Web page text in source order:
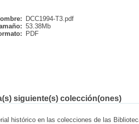
DCC1994-T3.pdf
53.38Mb
PDF
siguiente(s) colección(ones)
histórico en las colecciones de las